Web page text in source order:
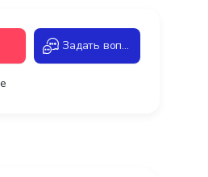
Задать вопрос